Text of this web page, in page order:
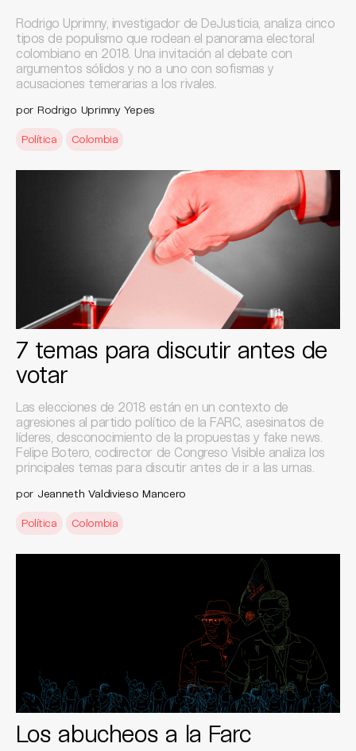
Rodrigo Uprimny, investigador de DeJusticia, analiza cinco
tipos de populismo que rodean el panorama electoral
colombiano en 2018. Una invitación al debate con
argumentos sólidos y no a uno con sofismas y
acusaciones temerarias a los rivales.
por Rodrigo Uprimny Yepes
Política Colombia
7 temas para discutir antes de
votar
Las elecciones de 2018 están en un contexto de
agresiones al partido político de la FARC, asesinatos de
líderes, desconocimiento de la propuestas y fake news.
Felipe Botero, codirector de Congreso Visible analiza los
principales temas para discutir antes de ir a las urnas.
por Jeanneth Valdivieso Mancero
Política Colombia
Los abucheos a la Farc